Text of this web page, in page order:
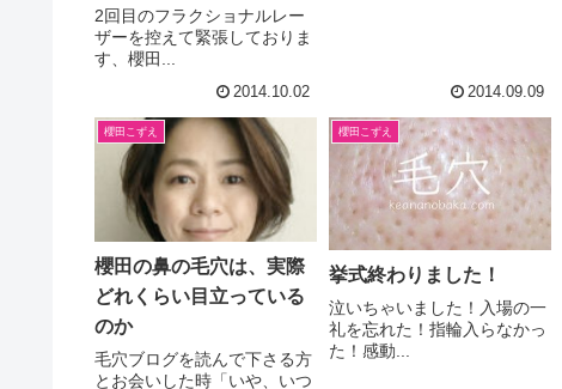
2回目のフラクショナルレー
ザーを控えて緊張しておりま
す、櫻田...
2014.10.02 2014.09.09
櫻田こずえ
櫻田の鼻の毛穴は、実際
どれくらい目立っている
のか
毛穴ブログを読んで下さる方
とお会いした時「いや、いつ
櫻田こずえ
挙式終わりました！
泣いちゃいました！入場の一
礼を忘れた！指輪入らなかっ
た！感動...